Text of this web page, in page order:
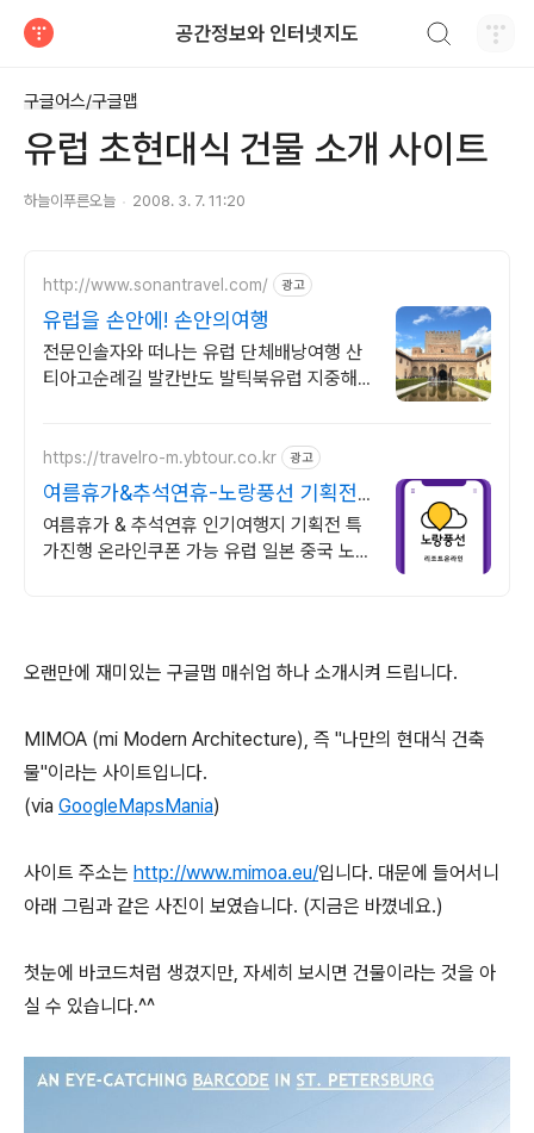
공간정보와 인터넷지도
구글어스/구글맵
유럽 초현대식 건물 소개 사이트
하늘이푸른오늘 2008. 3. 7. 11:20
http://www.sonantravel.com/ 광고
유럽을 손안에! 손안의여행
전문인솔자와 떠나는 유럽 단체배낭여행 산
티아고순례길 발칸반도 발틱북유럽 지중해
https://travelro-m.ybtour.co.kr 광고
여름휴가&추석연휴-노랑풍선 기획전
특가 진행
여름휴가 & 추석연휴 인기여행지 기획전 특
가진행 온라인쿠폰 가능 유럽 일본 중국 노랑
오랜만에 재미있는 구글맵 매쉬업 하나 소개시켜 드립니다.
MIMOA (mi Modern Architecture), 즉 "나만의 현대식 건축
물"이라는 사이트입니다.
(via GoogleMapsMania)
사이트 주소는 http://www.mimoa.eu/입니다. 대문에 들어서니
아래 그림과 같은 사진이 보였습니다. (지금은 바꼈네요.)
첫눈에 바코드처럼 생겼지만, 자세히 보시면 건물이라는 것을 아
실 수 있습니다.^^